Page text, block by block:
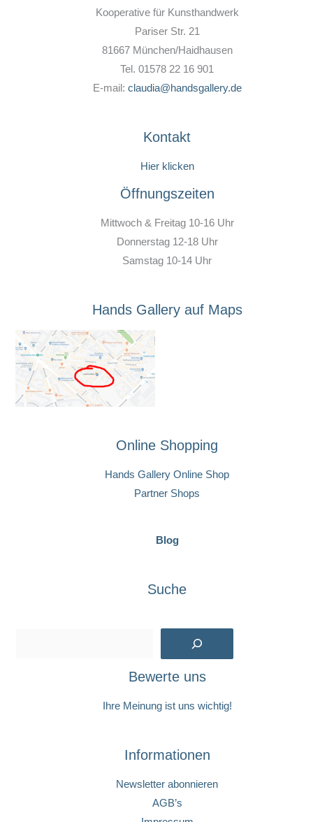
Kooperative für Kunsthandwerk
Pariser Str. 21
81667 München/Haidhausen
Tel. 01578 22 16 901
E-mail: claudia@handsgallery.de
Kontakt
Hier klicken
Öffnungszeiten
Mittwoch & Freitag 10-16 Uhr
Donnerstag 12-18 Uhr
Samstag 10-14 Uhr
Hands Gallery auf Maps
Online Shopping
Hands Gallery Online Shop
Partner Shops
Blog
Suche
Bewerte uns
Ihre Meinung ist uns wichtig!
Informationen
Newsletter abonnieren
AGB’s